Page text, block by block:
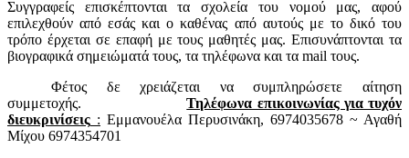
Συγγραφείς επισκέπτονται τα σχολεία του νομού μας, αφού
επιλεχθούν από εσάς και ο καθένας από αυτούς με το δικό του
τρόπο έρχεται σε επαφή με τους μαθητές μας. Επισυνάπτονται τα
βιογραφικά σημειώματά τους, τα τηλέφωνα και τα mail τους.
Φέτος δε χρειάζεται να συμπληρώσετε αίτηση
συμμετοχής.Τηλέφωνα επικοινωνίας για τυχόν
διευκρινίσεις : Εμμανουέλα Περυσινάκη, 6974035678 ~ Αγαθή
Μίχου 6974354701